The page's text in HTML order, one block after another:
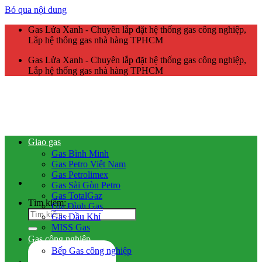
Bỏ qua nội dung
Gas Lửa Xanh - Chuyên lắp đặt hệ thống gas công nghiệp,
Lắp hệ thống gas nhà hàng TPHCM
Gas Lửa Xanh - Chuyên lắp đặt hệ thống gas công nghiệp,
Lắp hệ thống gas nhà hàng TPHCM
Tìm kiếm:
Giao gas
Gas Bình Minh
Gas Petro Việt Nam
Gas Petrolimex
Gas Sài Gòn Petro
Gas TotalGaz
Gia Đình Gas
Gas Dầu Khí
MISS Gas
Gas công nghiệp
Bếp Gas công nghiệp